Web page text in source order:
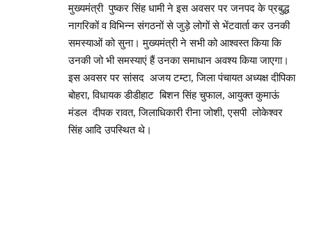
मुख्यमंत्री पुष्कर सिंह धामी ने इस अवसर पर जनपद के प्रबुद्ध
नागरिकों व विभिन्न संगठनों से जुड़े लोगों से भेंटवार्ता कर उनकी
समस्याओं को सुना। मुख्यमंत्री ने सभी को आश्वस्त किया कि
उनकी जो भी समस्याएं हैं उनका समाधान अवश्य किया जाएगा।
इस अवसर पर सांसद अजय टम्टा, जिला पंचायत अध्यक्ष दीपिका
बोहरा, विधायक डीडीहाट बिशन सिंह चुफाल, आयुक्त कुमाऊं
मंडल दीपक रावत, जिलाधिकारी रीना जोशी, एसपी लोकेश्वर
सिंह आदि उपस्थित थे।